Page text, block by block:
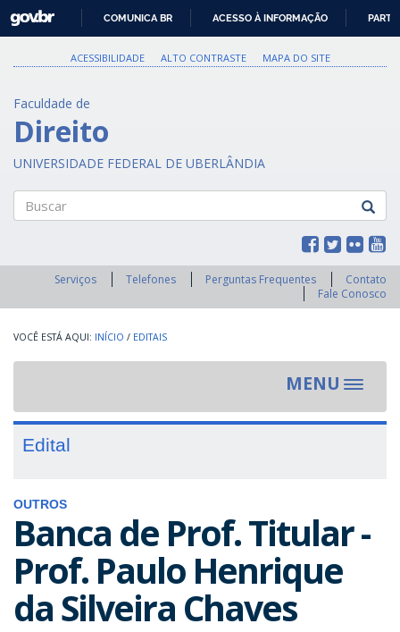
PARA
O
GOVBR
COMUNICA BR ACESSO À INFORMAÇÃO
ACESSIBILIDADE ALTO CONTRASTE MAPA DO SITE
Faculdade de
Direito
UNIVERSIDADE FEDERAL DE UBERLÂNDIA
Serviços Telefones Perguntas Frequentes
Contato
Fale Conosco
INÍCIO / EDITAIS
MENU
Toggle
Edital
OUTROS
Banca de Prof. Titular -
Prof. Paulo Henrique
da Silveira Chaves